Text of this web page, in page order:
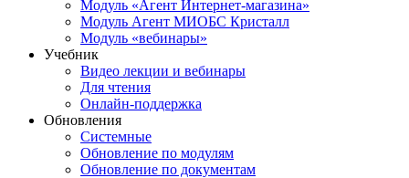
Модуль «Агент Интернет-магазина»
Модуль Агент МИОБС Кристалл
Модуль «вебинары»
Учебник
Видео лекции и вебинары
Для чтения
Онлайн-поддержка
Обновления
Системные
Обновление по модулям
Обновление по документам